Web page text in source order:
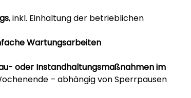
, inkl. Einhaltung der betrieblichen
Wartungsarbeiten
oder Instandhaltungsmaßnahmen im
– abhängig von Sperrpausen